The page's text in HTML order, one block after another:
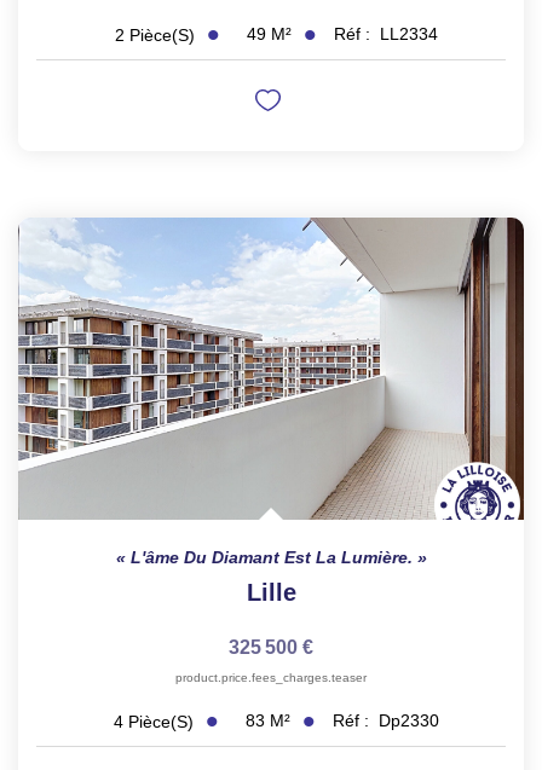
2 Pièce(s) 49 M² Réf : LL2334
L'âme Du Diamant Est La Lumière.
Lille
325 500 €
product.price.fees_charges.teaser
4 Pièce(s) 83 M² Réf : Dp2330